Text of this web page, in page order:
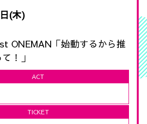
(木)
ONEMAN「始動するから推
！」
ACT
TICKET